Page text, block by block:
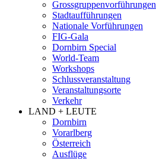
Grossgruppenvorführungen
Stadtaufführungen
Nationale Vorführungen
FIG-Gala
Dornbirn Special
World-Team
Workshops
Schlussveranstaltung
Veranstaltungsorte
Verkehr
LAND + LEUTE
Dornbirn
Vorarlberg
Österreich
Ausflüge